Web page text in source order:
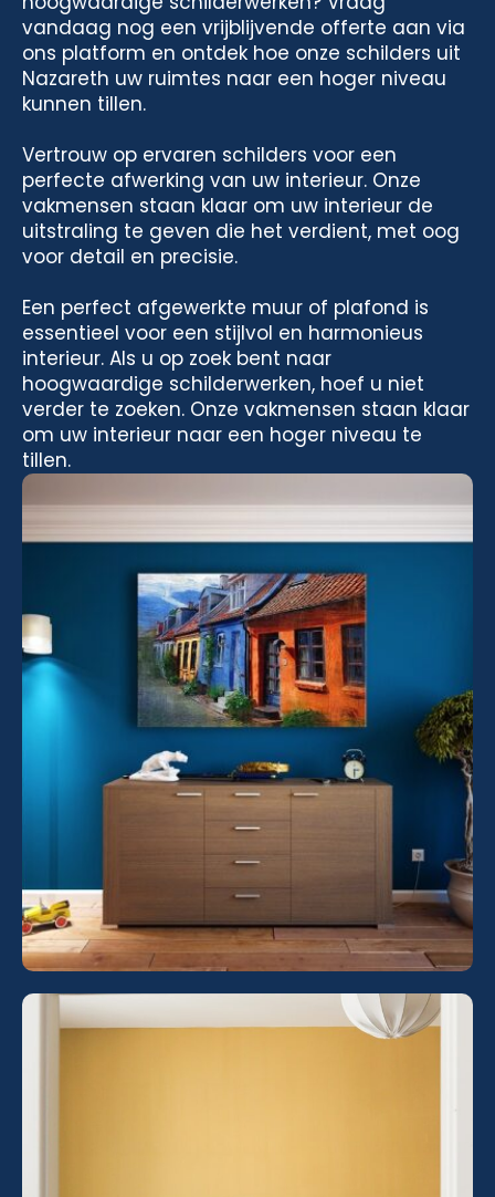
vandaag nog een vrijblijvende offerte aan via
ons platform en ontdek hoe onze schilders uit
Nazareth uw ruimtes naar een hoger niveau
kunnen tillen.
Vertrouw op ervaren schilders voor een
perfecte afwerking van uw interieur. Onze
vakmensen staan klaar om uw interieur de
uitstraling te geven die het verdient, met oog
voor detail en precisie.
Een perfect afgewerkte muur of plafond is
essentieel voor een stijlvol en harmonieus
interieur. Als u op zoek bent naar
hoogwaardige schilderwerken, hoef u niet
verder te zoeken. Onze vakmensen staan klaar
om uw interieur naar een hoger niveau te
tillen.